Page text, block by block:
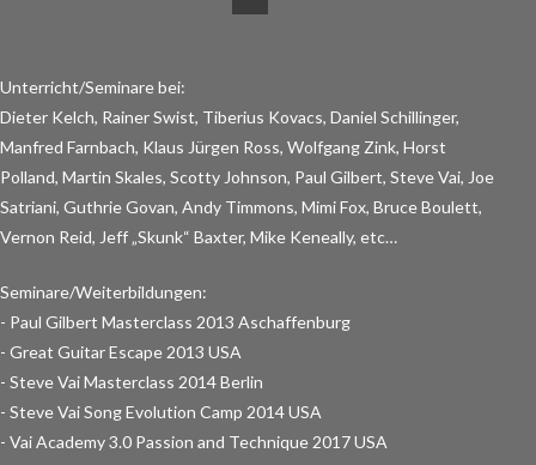
Unterricht/Seminare bei:
Dieter Kelch, Rainer Swist, Tiberius Kovacs, Daniel Schillinger,
Manfred Farnbach, Klaus Jürgen Ross, Wolfgang Zink, Horst
Polland, Martin Skales, Scotty Johnson, Paul Gilbert, Steve Vai, Joe
Satriani, Guthrie Govan, Andy Timmons, Mimi Fox, Bruce Boulett,
Vernon Reid, Jeff „Skunk“ Baxter, Mike Keneally, etc…
Seminare/Weiterbildungen:
- Paul Gilbert Masterclass 2013 Aschaffenburg
- Great Guitar Escape 2013 USA
- Steve Vai Masterclass 2014 Berlin
- Steve Vai Song Evolution Camp 2014 USA
- Vai Academy 3.0 Passion and Technique 2017 USA